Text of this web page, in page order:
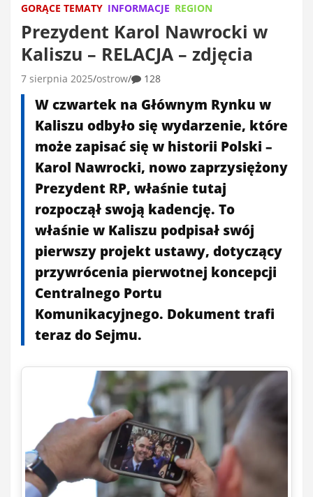
GORĄCE TEMATY INFORMACJE REGION
Prezydent Karol Nawrocki w
Kaliszu – RELACJA – zdjęcia
7 sierpnia 2025 ostrow 128
W czwartek na Głównym Rynku w
Kaliszu odbyło się wydarzenie, które
może zapisać się w historii Polski –
Karol Nawrocki, nowo zaprzysiężony
Prezydent RP, właśnie tutaj
rozpoczął swoją kadencję. To
właśnie w Kaliszu podpisał swój
pierwszy projekt ustawy, dotyczący
przywrócenia pierwotnej koncepcji
Centralnego Portu
Komunikacyjnego. Dokument trafi
teraz do Sejmu.